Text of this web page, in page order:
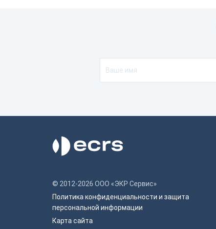
© 2012-2026 ООО «ЭКР Сервис»
Политика конфиденциальности и защита
персональной информации
Карта сайта